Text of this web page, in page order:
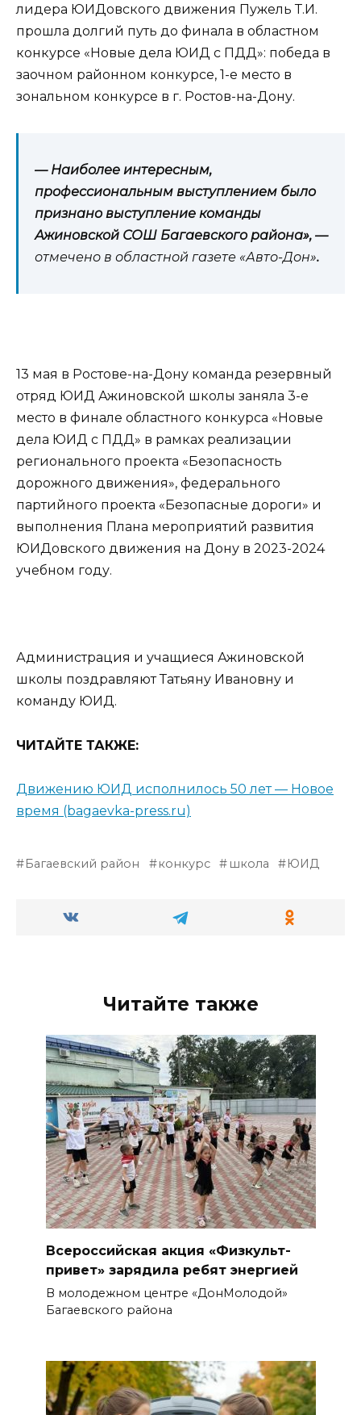
лидера ЮИДовского движения Пужель Т.И.
прошла долгий путь до финала в областном
конкурсе «Новые дела ЮИД с ПДД»: победа в
заочном районном конкурсе, 1-е место в
зональном конкурсе в г. Ростов-на-Дону.
— Наиболее интересным,
профессиональным выступлением было
признано выступление команды
Ажиновской СОШ Багаевского района», —
отмечено в областной газете «Авто-Дон».
13 мая в Ростове-на-Дону команда резервный
отряд ЮИД Ажиновской школы заняла 3-е
место в финале областного конкурса «Новые
дела ЮИД с ПДД» в рамках реализации
регионального проекта «Безопасность
дорожного движения», федерального
партийного проекта «Безопасные дороги» и
выполнения Плана мероприятий развития
ЮИДовского движения на Дону в 2023-2024
учебном году.
Администрация и учащиеся Ажиновской
школы поздравляют Татьяну Ивановну и
команду ЮИД.
ЧИТАЙТЕ ТАКЖЕ:
Движению ЮИД исполнилось 50 лет — Новое
время (bagaevka-press.ru)
Багаевский район конкурс школа ЮИД
Читайте также
Всероссийская акция «Физкульт-
привет» зарядила ребят энергией
В молодежном центре «ДонМолодой»
Багаевского района